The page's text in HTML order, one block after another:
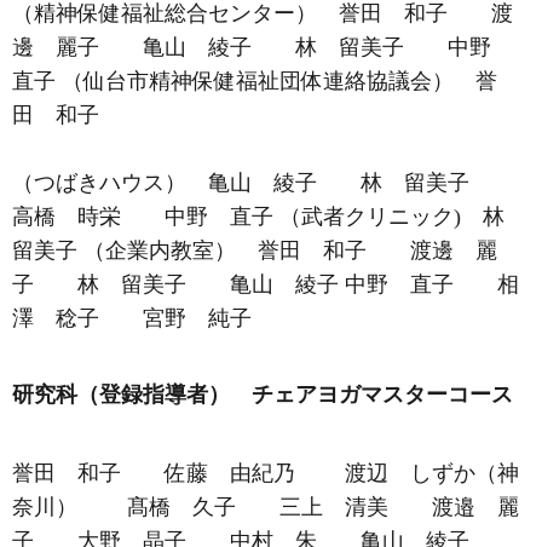
（精神保健福祉総合センター） 誉田 和子 渡
邊 麗子 亀山 綾子 林 留美子 中野
直子 （仙台市精神保健福祉団体連絡協議会） 誉
田 和子
（つばきハウス） 亀山 綾子 林 留美子
高橋 時栄 中野 直子 （武者クリニック) 林
留美子 （企業内教室） 誉田 和子 渡邊 麗
子 林 留美子 亀山 綾子 中野 直子 相
澤 稔子 宮野 純子
研究科（登録指導者） チェアヨガマスターコース
誉田 和子 佐藤 由紀乃 渡辺 しずか（神
奈川） 髙橋 久子 三上 清美 渡邉 麗
子 大野 晶子 中村 朱 亀山 綾子